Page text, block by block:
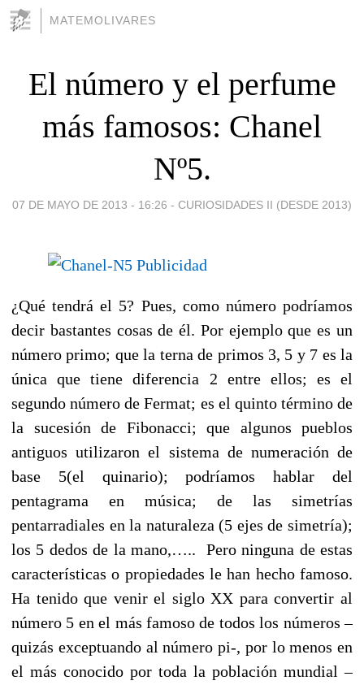
MATEMOLIVARES
El número y el perfume
más famosos: Chanel
Nº5.
07 DE MAYO DE 2013 - 16:26 - CURIOSIDADES II (DESDE 2013)
¿Qué tendrá el 5? Pues, como número podríamos
decir bastantes cosas de él. Por ejemplo que es un
número primo; que la terna de primos 3, 5 y 7 es la
única que tiene diferencia 2 entre ellos; es el
segundo número de Fermat; es el quinto término de
la sucesión de Fibonacci; que algunos pueblos
antiguos utilizaron el sistema de numeración de
base 5(el quinario); podríamos hablar del
pentagrama en música; de las simetrías
pentarradiales en la naturaleza (5 ejes de simetría);
los 5 dedos de la mano,….. Pero ninguna de estas
características o propiedades le han hecho famoso.
Ha tenido que venir el siglo XX para convertir al
número 5 en el más famoso de todos los números –
quizás exceptuando al número pi-, por lo menos en
el más conocido por toda la población mundial –